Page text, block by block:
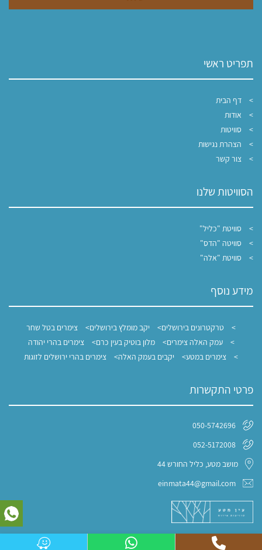
תפריט ראשי
דף הבית
אודות
סוויטות
הצהרת נגישות
צור קשר
הסוויטות שלנו
סוויטת "כליל"
סוויטה "הדס"
סוויטת "אלה"
מידע נוסף
טרקטרונים בירושלים יקב מומלץ בירושלים
צימרים בטל שחר
עמק האלה צימרים
מלון בוטיק בעין כרם
צימרים בהרי יהודה
צימרים במטע
יקבים בעמק האלה צימרים בהרי ירושלים לזוגות
פרטי התקשרות
050-5742696
052-5172008
מושב מטע, כליל החורש 44
einmata44@gmail.com